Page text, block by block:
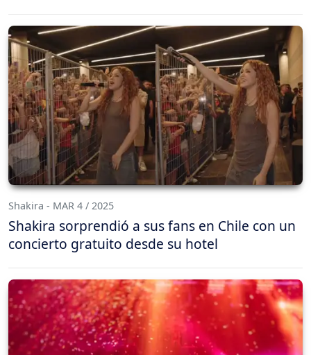
Shakira - MAR 4 / 2025
Shakira sorprendió a sus fans en Chile con un
concierto gratuito desde su hotel